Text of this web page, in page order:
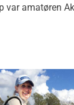
var amatøren